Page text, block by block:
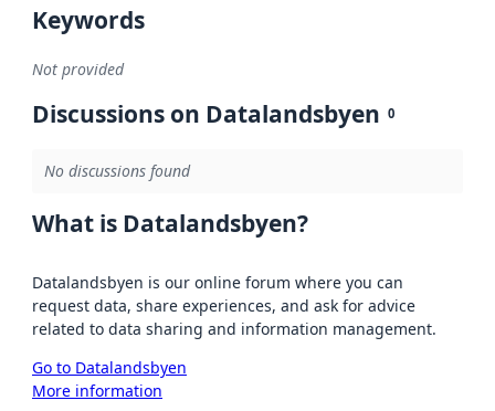
Keywords
Not provided
Discussions on Datalandsbyen 0
No discussions found
What is Datalandsbyen?
Datalandsbyen is our online forum where you can
request data, share experiences, and ask for advice
related to data sharing and information management.
Go to Datalandsbyen
More information